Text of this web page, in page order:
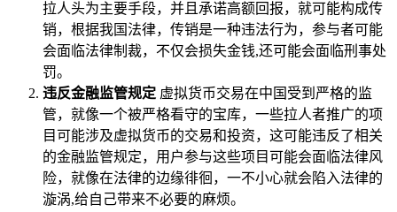
拉人头为主要手段，并且承诺高额回报，就可能构成传
销，根据我国法律，传销是一种违法行为，参与者可能
会面临法律制裁，不仅会损失金钱,还可能会面临刑事处
罚。
违反金融监管规定 虚拟货币交易在中国受到严格的监
管，就像一个被严格看守的宝库，一些拉人者推广的项
目可能涉及虚拟货币的交易和投资，这可能违反了相关
的金融监管规定，用户参与这些项目可能会面临法律风
险，就像在法律的边缘徘徊，一不小心就会陷入法律的
漩涡,给自己带来不必要的麻烦。